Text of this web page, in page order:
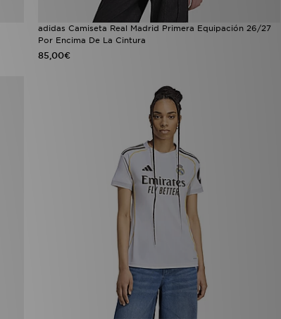
adidas Camiseta Real Madrid Primera Equipación 26/27
Por Encima De La Cintura
85,00€